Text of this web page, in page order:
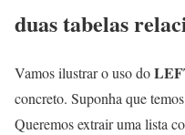
duas tabelas
Vamos ilustrar o uso do
concreto. Suponha que
Queremos extrair uma lista